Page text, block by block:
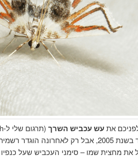
אתעש עכביש השרך
התגלה בתאילנד בשנת 2005, אבל רק
את מחצית שמו – סימני העכביש שעל